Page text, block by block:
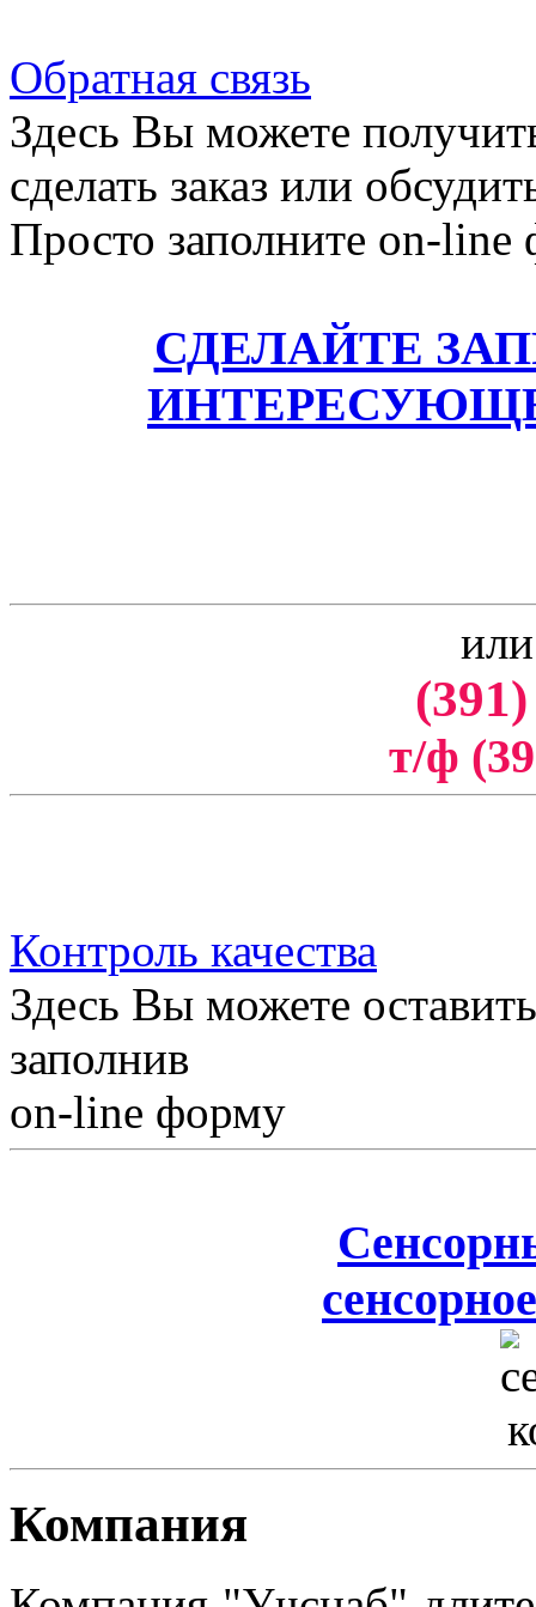
Обратная связь
Здесь Вы можете
сделать заказ или
Просто заполните on-
СДЕЛАЙТЕ
т/ф
Контроль качества
Здесь Вы можете
заполнив
on-line форму
Компания